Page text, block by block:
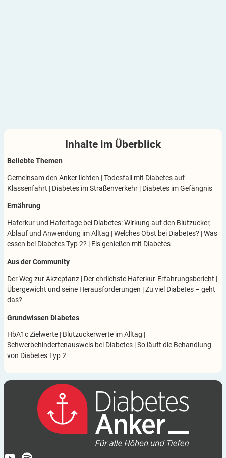
Inhalte im Überblick
Beliebte Themen
Gemeinsam den Anker lichten |Todesfall mit Diabetes auf
Klassenfahrt | Diabetes im Straßenverkehr | Diabetes im Gefängnis
Ernährung
Haferkur und Hafertage bei Diabetes: Wirkung auf den Blutzucker,
Ablauf und Anwendung im Alltag |Welches Obst bei Diabetes? |Was
essen bei Diabetes Typ 2? | Eis genießen mit Diabetes
Aus der Community
Der Weg zur Akzeptanz | Der ehrlichste Haferkur-Erfahrungsbericht |
Übergewicht und seine Herausforderungen |Zu viel Diabetes – geht
das?
Grundwissen Diabetes
HbA1c Zielwerte | Blutzuckerwerte im Alltag |
Schwerbehindertenausweis bei Diabetes |So läuft die Behandlung
von Diabetes Typ 2